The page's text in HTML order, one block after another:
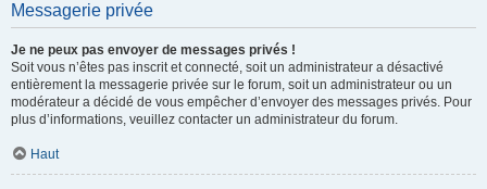
Messagerie privée
Je ne peux pas envoyer de messages privés !
Soit vous n’êtes pas inscrit et connecté, soit un administrateur a désactivé
entièrement la messagerie privée sur le forum, soit un administrateur ou un
modérateur a décidé de vous empêcher d’envoyer des messages privés. Pour
plus d’informations, veuillez contacter un administrateur du forum.
Haut